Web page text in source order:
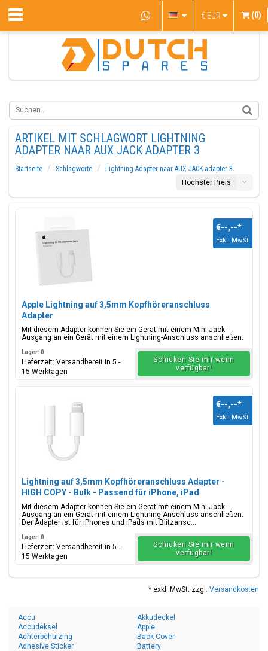
€ EUR (0)
ARTIKEL MIT SCHLAGWORT LIGHTNING
ADAPTER NAAR AUX JACK ADAPTER 3
Startseite Schlagworte
Lightning Adapter naar AUX JACK adapter 3
Höchster Preis
Apple Lightning auf 3,5mm Kopfhöreranschluss
Adapter
Mit diesem Adapter können Sie ein Gerät mit einem Mini-Jack-
Ausgang an ein Gerät mit einem Lightning-Anschluss anschließen.
€--,--*
Exkl. MwSt.
Lager: 0
Lieferzeit: Versandbereit in 5 -
15 Werktagen
Schicken Sie mir wenn
verfügbar!
Lightning auf 3,5mm Kopfhöreranschluss Adapter -
HIGH COPY - Bulk - Passend für iPhone, iPad
Mit diesem Adapter können Sie ein Gerät mit einem Mini-Jack-
Ausgang an ein Gerät mit einem Lightning-Anschluss anschließen.
Der Adapter ist für iPhones und iPads mit Blitzansc...
€--,--*
Exkl. MwSt.
Lager: 0
Lieferzeit: Versandbereit in 5 -
15 Werktagen
Schicken Sie mir wenn
verfügbar!
* exkl. MwSt. zzgl. Versandkosten
Accu
Accudeksel
Achterbehuizing
Adhesive Sticker
Akkudeckel
Apple
Back Cover
Battery